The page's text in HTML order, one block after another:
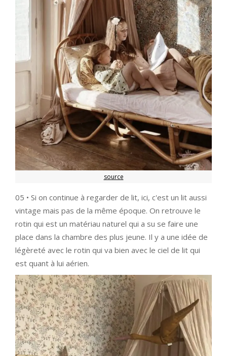
source
05 • Si on continue à regarder de lit, ici, c'est un lit aussi
vintage mais pas de la même époque. On retrouve le
rotin qui est un matériau naturel qui a su se faire une
place dans la chambre des plus jeune. Il y a une idée de
légèreté avec le rotin qui va bien avec le ciel de lit qui
est quant à lui aérien.